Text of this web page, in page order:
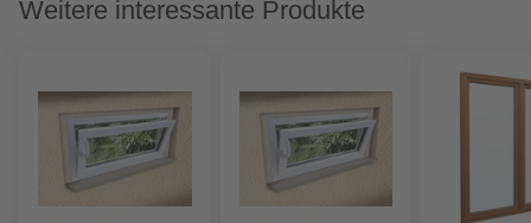
Weitere interessante Produkte